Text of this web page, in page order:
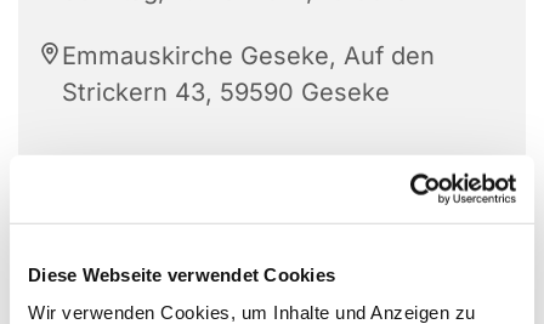
Diese Webseite verwendet Cookies
Wir verwenden Cookies, um Inhalte und Anzeigen zu
Emmauskirche Geseke, Auf den
Strickern 43, 59590 Geseke